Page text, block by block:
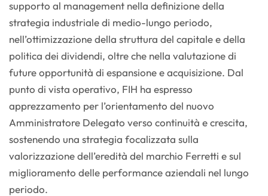
supporto al management nella definizione della
strategia industriale di medio-lungo periodo,
nell’ottimizzazione della struttura del capitale e della
politica dei dividendi, oltre che nella valutazione di
future opportunità di espansione e acquisizione. Dal
punto di vista operativo, FIH ha espresso
apprezzamento per l’orientamento del nuovo
Amministratore Delegato verso continuità e crescita,
sostenendo una strategia focalizzata sulla
valorizzazione dell’eredità del marchio Ferretti e sul
miglioramento delle performance aziendali nel lungo
periodo.